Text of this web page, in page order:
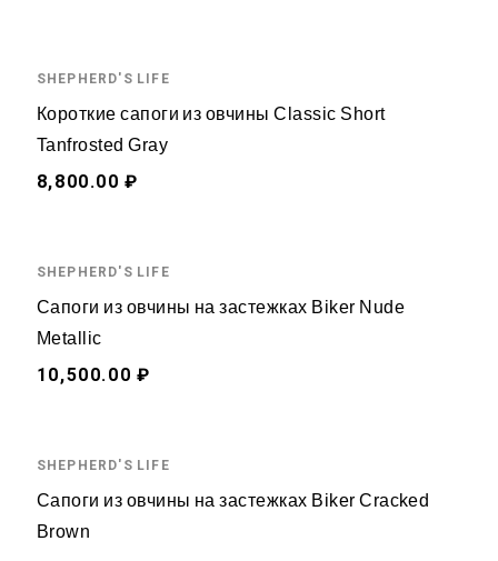
SHEPHERD'S LIFE
Короткие сапоги из овчины Classic Short
Tanfrosted Gray
8,800.00 ₽
SHEPHERD'S LIFE
Сапоги из овчины на застежках Biker Nude
Metallic
10,500.00 ₽
SHEPHERD'S LIFE
Сапоги из овчины на застежках Biker Cracked
Brown